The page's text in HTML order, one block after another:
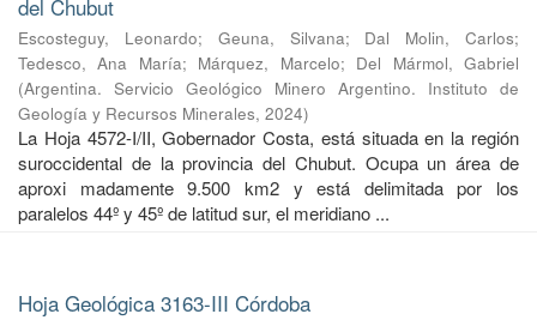
del Chubut
Escosteguy, Leonardo; Geuna, Silvana; Dal Molin, Carlos;
Tedesco, Ana María; Márquez, Marcelo; Del Mármol, Gabriel
(Argentina. Servicio Geológico Minero Argentino. Instituto de
Geología y Recursos Minerales, 2024)
La Hoja 4572-I/II, Gobernador Costa, está situada en la región
suroccidental de la provincia del Chubut. Ocupa un área de
aproxi madamente 9.500 km2 y está delimitada por los
paralelos 44º y 45º de latitud sur, el meridiano ...
Hoja Geológica 3163-III Córdoba